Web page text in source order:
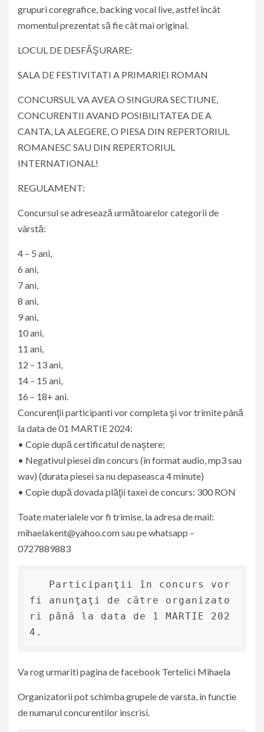
grupuri coregrafice, backing vocal live, astfel încât
momentul prezentat să fie cât mai original.
LOCUL DE DESFĂŞURARE:
SALA DE FESTIVITATI A PRIMARIEI ROMAN
CONCURSUL VA AVEA O SINGURA SECTIUNE,
CONCURENTII AVAND POSIBILITATEA DE A
CANTA, LA ALEGERE, O PIESA DIN REPERTORIUL
ROMANESC SAU DIN REPERTORIUL
INTERNATIONAL!
REGULAMENT:
Concursul se adresează următoarelor categorii de
vârstă:
4 – 5 ani,
6 ani,
7 ani,
8 ani,
9 ani,
10 ani,
11 ani,
12 – 13 ani,
14 – 15 ani,
16 – 18+ ani.
Concurenţii participanti vor completa şi vor trimite până
la data de 01 MARTIE 2024:
• Copie după certificatul de naştere;
• Negativul piesei din concurs (în format audio, mp3 sau
wav) (durata piesei sa nu depaseasca 4 minute)
• Copie după dovada plăţii taxei de concurs: 300 RON
Toate materialele vor fi trimise, la adresa de mail:
mihaelakent@yahoo.com sau pe whatsapp –
0727889883
fi anunţaţi de către organizato
ri până la data de 1 MARTIE 202
4.
Va rog urmariti pagina de facebook Tertelici Mihaela
Organizatorii pot schimba grupele de varsta, in functie
de numarul concurentilor inscrisi.